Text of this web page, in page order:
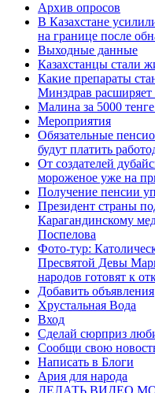
Архив опросов
В Казахстане
на границе после
Выходные данные
Казахстанцы стали
Какие препараты
Минздрав расширяет
Малина за 5000
Мероприятия
Обязательные
будут платить
От создателей
мороженое уже на
Получение пенсии
Президент страны
Карагандинскому
Поспелова
Фото-тур:
Пресвятой Девы
народов готовят к
Добавить объявления
Хрустальная Вода
Вход
Сделай сюрприз
Сообщи свою
Написать в Блоги
Ария для народа